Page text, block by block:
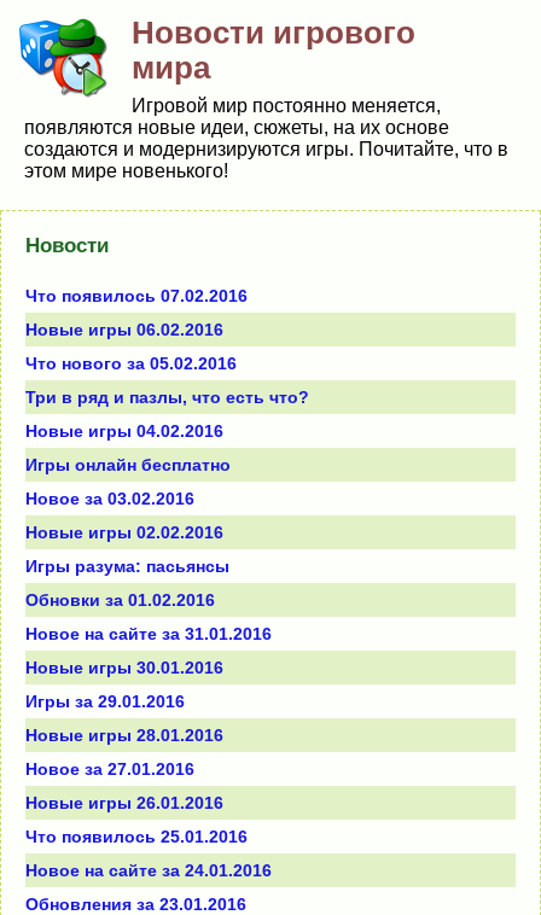
Новости игрового
мира
Игровой мир постоянно меняется,
появляются новые идеи, сюжеты, на их основе
создаются и модернизируются игры. Почитайте, что в
этом мире новенького!
Новости
Что появилось 07.02.2016
Новые игры 06.02.2016
Что нового за 05.02.2016
Три в ряд и пазлы, что есть что?
Новые игры 04.02.2016
Игры онлайн бесплатно
Новое за 03.02.2016
Новые игры 02.02.2016
Игры разума: пасьянсы
Обновки за 01.02.2016
Новое на сайте за 31.01.2016
Новые игры 30.01.2016
Игры за 29.01.2016
Новые игры 28.01.2016
Новое за 27.01.2016
Новые игры 26.01.2016
Что появилось 25.01.2016
Новое на сайте за 24.01.2016
Обновления за 23.01.2016